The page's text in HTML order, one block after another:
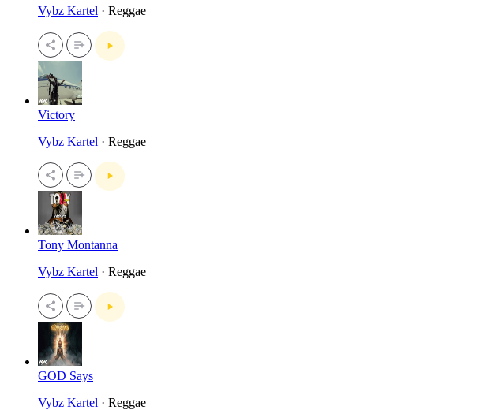
Vybz Kartel · Reggae
Victory
Vybz Kartel · Reggae
Tony Montanna
Vybz Kartel · Reggae
GOD Says
Vybz Kartel · Reggae